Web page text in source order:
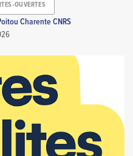
OUVERTES
Charente CNRS